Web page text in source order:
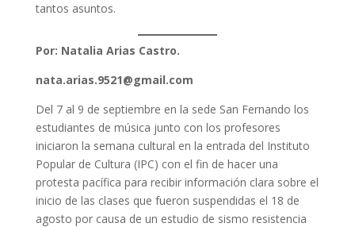
tantos asuntos.
Por: Natalia Arias Castro.
nata.arias.9521@gmail.com
Del 7 al 9 de septiembre en la sede San Fernando los
estudiantes de música junto con los profesores
iniciaron la semana cultural en la entrada del Instituto
Popular de Cultura (IPC) con el fin de hacer una
protesta pacífica para recibir información clara sobre el
inicio de las clases que fueron suspendidas el 18 de
agosto por causa de un estudio de sismo resistencia